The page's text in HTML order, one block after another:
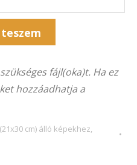
fájl(oka)t. Ha ez
hozzáadhatja a
cm) álló képekhez,